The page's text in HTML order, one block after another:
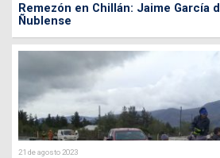
Remezón en Chillán: Jaime García
Ñublense
21 de agosto 2023